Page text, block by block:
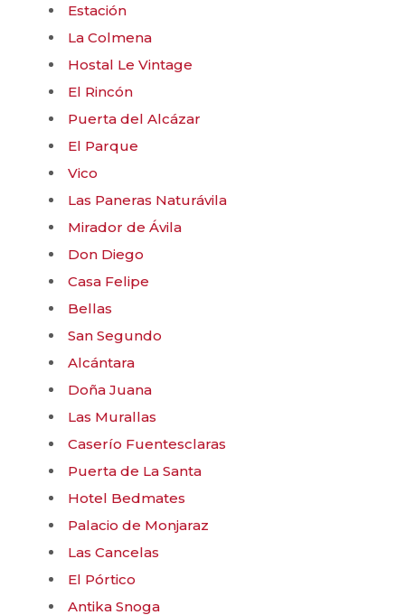
Estación
La Colmena
Hostal Le Vintage
El Rincón
Puerta del Alcázar
El Parque
Vico
Las Paneras Naturávila
Mirador de Ávila
Don Diego
Casa Felipe
Bellas
San Segundo
Alcántara
Doña Juana
Las Murallas
Caserío Fuentesclaras
Puerta de La Santa
Hotel Bedmates
Palacio de Monjaraz
Las Cancelas
El Pórtico
Antika Snoga